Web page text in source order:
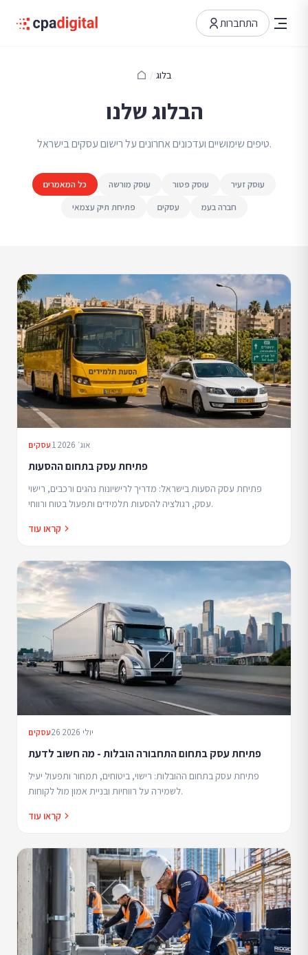
התחברות
/ בלוג
הבלוג שלנו
טיפים שימושיים ועדכונים אחרונים על רישום עסקים בישראל.
כל המאמרים עוסק מורשה עוסק פטור
עוסק זעיר
פתיחת תיק עצמאי
עסקים חברה בעמ
עסקים 1 אוג׳ 2026
פתיחת עסק בתחום ההסעות
פתיחת עסק הסעות בישראל: מדריך לרישיונות נהגים ורכבים, רישוי
עסק, רגולציה להסעות תלמידים ותפעול בטוח ורווחי.
קראו עוד
עסקים 26 יולי 2026
פתיחת עסק בתחום התחבורה הובלות - מה חשוב לדעת
פתיחת עסק בתחום ההובלות: רישוי, ביטוחים, תמחור ותפעול יעיל
לשמירה על רווחיות ובניית אמון מול לקוחות.
קראו עוד